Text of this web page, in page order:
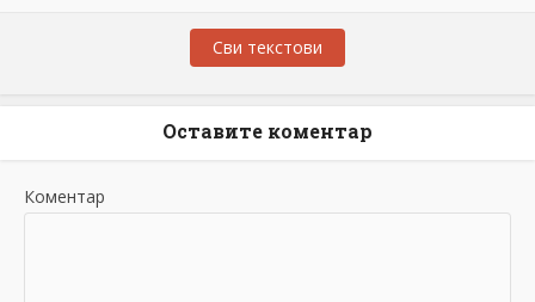
Сви текстови
Оставите коментар
Коментар